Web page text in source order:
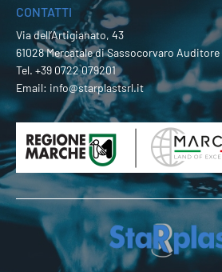
CONTATTI
Via dell’Artigianato, 43
61028 Mercatale di Sassocorvaro Auditore
Tel. +39 0722 079201
Email: info@starplastsrl.it